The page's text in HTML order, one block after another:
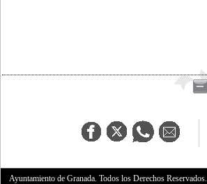
Ayuntamiento de Granada. Todos los Derechos Reservados.